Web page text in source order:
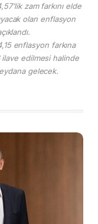
zam farkını elde
olan enflasyon
enflasyon farkına
edilmesi halinde
gelecek.